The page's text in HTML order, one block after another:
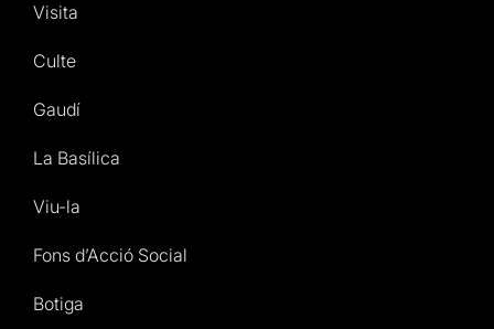
Visita
Culte
Gaudí
La Basílica
Viu-la
Fons d’Acció Social
Botiga